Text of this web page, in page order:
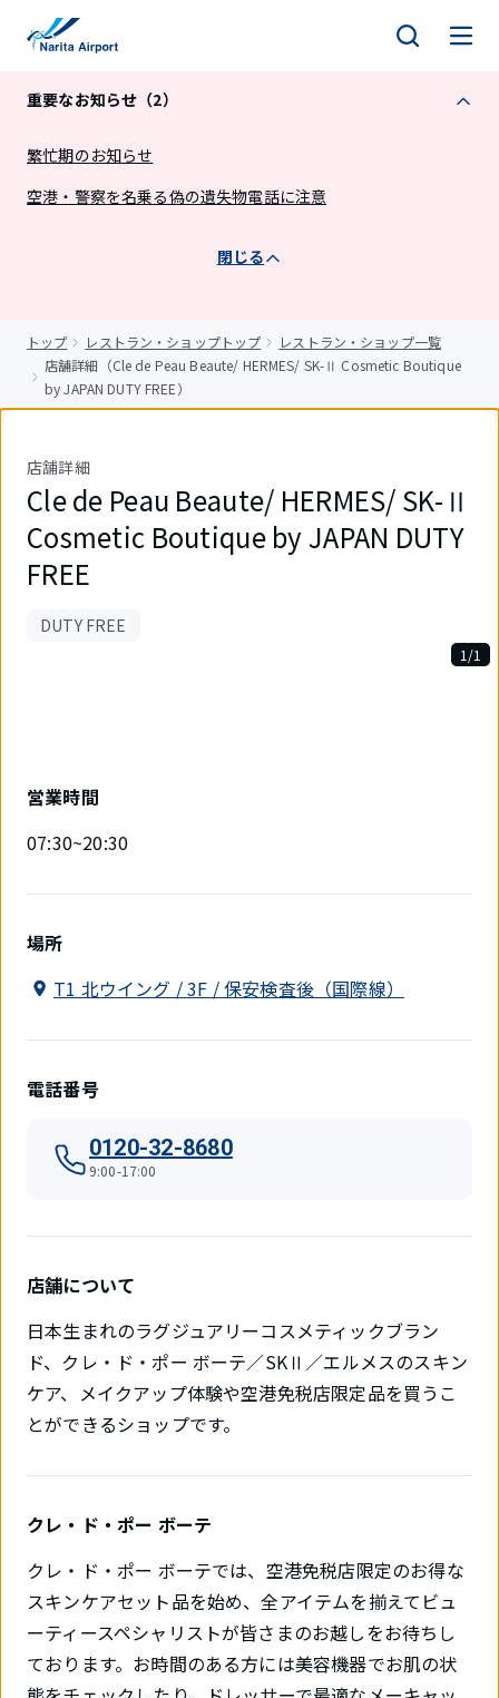
重要なお知らせ（2）
繁忙期のお知らせ
空港・警察を名乗る偽の遺失物電話に注意
閉じる
トップ レストラン・ショップトップ
レストラン・ショップ一覧
店舗詳細（Cle de Peau Beaute/ HERMES/ SK-Ⅱ Cosmetic Boutique
by JAPAN DUTY FREE）
店舗詳細
Cle de Peau Beaute/ HERMES/ SK-Ⅱ
Cosmetic Boutique by JAPAN DUTY
FREE
DUTY FREE
1/1
営業時間
07:30~20:30
場所
T1 北ウイング / 3F / 保安検査後（国際線）
電話番号
0120-32-8680
9:00-17:00
店舗について
日本生まれのラグジュアリーコスメティックブラン
ド、クレ・ド・ポー ボーテ／SKⅡ／エルメスのスキン
ケア、メイクアップ体験や空港免税店限定品を買うこ
とができるショップです。
クレ・ド・ポー ボーテ
クレ・ド・ポー ボーテでは、空港免税店限定のお得な
スキンケアセット品を始め、全アイテムを揃えてビュ
ーティースペシャリストが皆さまのお越しをお待ちし
ております。お時間のある方には美容機器でお肌の状